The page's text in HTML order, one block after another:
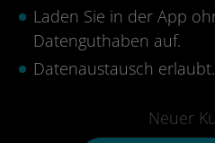
Laden Sie in der App
Datenguthaben auf.
Datenaustausch erlaubt.
Neuer